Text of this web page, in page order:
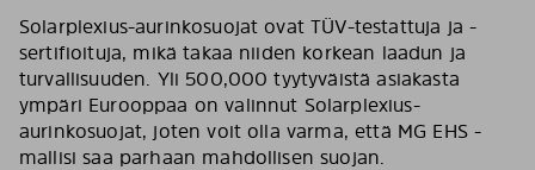
Solarplexius-aurinkosuojat ovat TÜV-testattuja ja -
sertifioituja, mikä takaa niiden korkean laadun ja
turvallisuuden. Yli 500,000 tyytyväistä asiakasta
ympäri Eurooppaa on valinnut Solarplexius-
aurinkosuojat, joten voit olla varma, että MG EHS -
mallisi saa parhaan mahdollisen suojan.